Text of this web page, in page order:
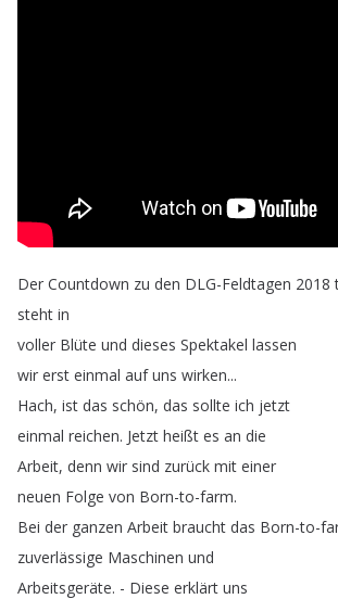
Der Countdown zu den DLG-Feldtagen 2018
steht in
voller Blüte und dieses Spektakel lassen
wir erst einmal auf uns wirken...
Hach, ist das schön, das sollte ich jetzt
einmal reichen. Jetzt heißt es an die
Arbeit, denn wir sind zurück mit einer
neuen Folge von Born-to-farm.
Bei der ganzen Arbeit braucht das Born-to-
zuverlässige Maschinen und
Arbeitsgeräte. - Diese erklärt uns